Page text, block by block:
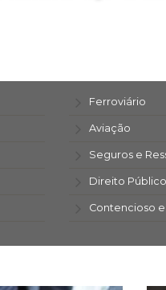
Ferroviário
Aviação
Seguros e
Direito
Contencioso